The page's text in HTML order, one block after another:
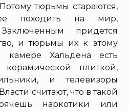
тюрьмы стараются,
походить на мир,
придется
и тюрьмы их к этому
камере Хальдена есть
плиткой,
и телевизоры
считают, что в такой
наркотики или